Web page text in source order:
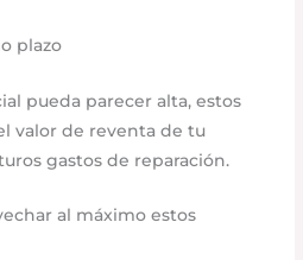
plazo
pueda parecer alta, estos
valor de reventa de tu
gastos de reparación.
al máximo estos